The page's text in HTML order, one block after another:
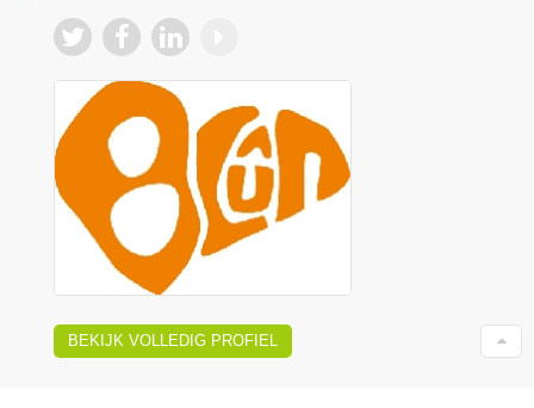
BEKIJK VOLLEDIG PROFIEL